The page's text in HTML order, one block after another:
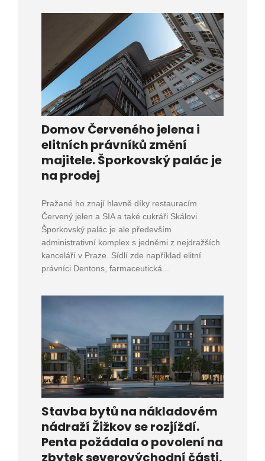
Domov Červeného jelena i
elitních právníků změní
majitele. Šporkovský palác je
na prodej
Pražané ho znají hlavně díky restauracím
Červený jelen a SIA a také cukráři Skálovi.
Šporkovský palác je ale především
administrativní komplex s jedněmi z nejdražších
kanceláří v Praze. Sídlí zde například elitní
právníci Dentons, farmaceutická...
Stavba bytů na nákladovém
nádraží Žižkov se rozjíždí.
Penta požádala o povolení na
zbytek severovýchodní části,